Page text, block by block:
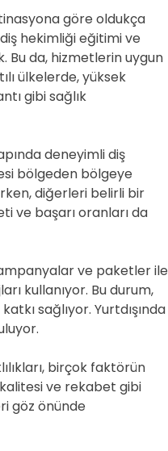
göre oldukça
hekimliği eğitimi ve
Bu da, hizmetlerin uygun
ülkelerde, yüksek
gibi sağlık
deneyimli diş
bölgeden bölgeye
diğerleri belirli bir
ve başarı oranları da
ve paketler ile
kullanıyor. Bu durum,
sağlıyor. Yurtdışında
birçok faktörün
ve rekabet gibi
göz önünde